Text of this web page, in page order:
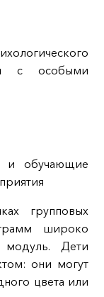
с особыми
и обучающие
групповых
широко
модуль. Дети
они могут
цвета или